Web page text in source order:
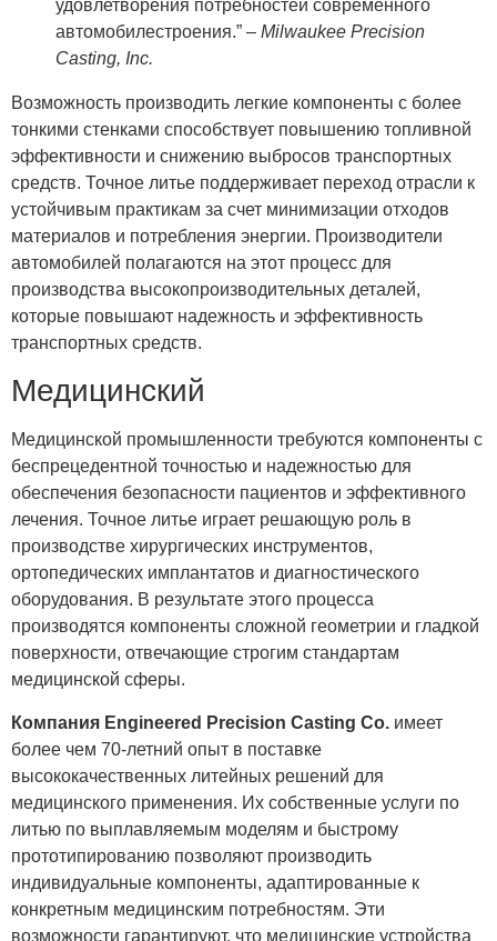
удовлетворения потребностей современного
автомобилестроения.” – Milwaukee Precision
Casting, Inc.
Возможность производить легкие компоненты с более
тонкими стенками способствует повышению топливной
эффективности и снижению выбросов транспортных
средств. Точное литье поддерживает переход отрасли к
устойчивым практикам за счет минимизации отходов
материалов и потребления энергии. Производители
автомобилей полагаются на этот процесс для
производства высокопроизводительных деталей,
которые повышают надежность и эффективность
транспортных средств.
Медицинский
Медицинской промышленности требуются компоненты с
беспрецедентной точностью и надежностью для
обеспечения безопасности пациентов и эффективного
лечения. Точное литье играет решающую роль в
производстве хирургических инструментов,
ортопедических имплантатов и диагностического
оборудования. В результате этого процесса
производятся компоненты сложной геометрии и гладкой
поверхности, отвечающие строгим стандартам
медицинской сферы.
Компания Engineered Precision Casting Co. имеет
более чем 70-летний опыт в поставке
высококачественных литейных решений для
медицинского применения. Их собственные услуги по
литью по выплавляемым моделям и быстрому
прототипированию позволяют производить
индивидуальные компоненты, адаптированные к
конкретным медицинским потребностям. Эти
возможности гарантируют, что медицинские устройства